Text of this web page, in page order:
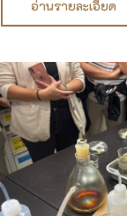
อ่านรายละเอียด